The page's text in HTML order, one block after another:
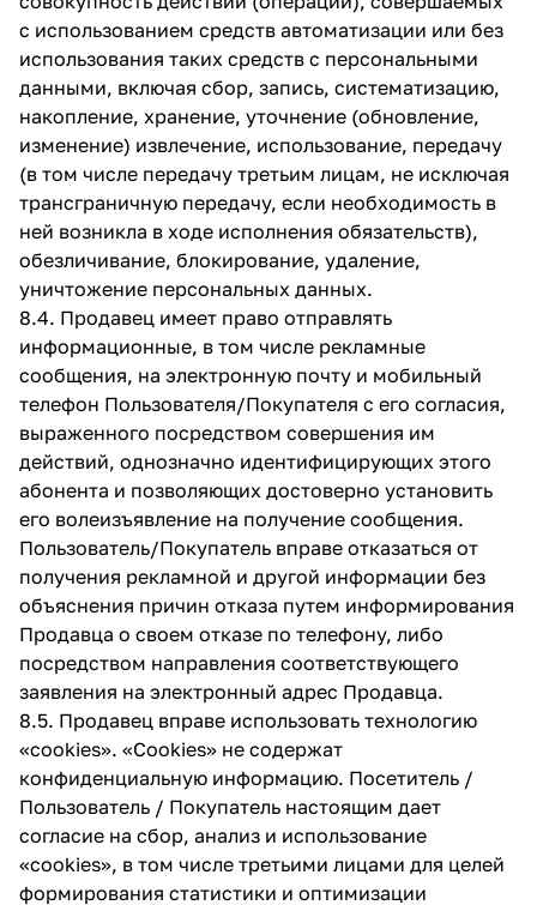
с использованием средств автоматизации или без
использования таких средств с персональными
данными, включая сбор, запись, систематизацию,
накопление, хранение, уточнение (обновление,
изменение) извлечение, использование, передачу
(в том числе передачу третьим лицам, не исключая
трансграничную передачу, если необходимость в
ней возникла в ходе исполнения обязательств),
обезличивание, блокирование, удаление,
уничтожение персональных данных.
8.4. Продавец имеет право отправлять
информационные, в том числе рекламные
сообщения, на электронную почту и мобильный
телефон Пользователя/Покупателя с его согласия,
выраженного посредством совершения им
действий, однозначно идентифицирующих этого
абонента и позволяющих достоверно установить
его волеизъявление на получение сообщения.
Пользователь/Покупатель вправе отказаться от
получения рекламной и другой информации без
объяснения причин отказа путем информирования
Продавца о своем отказе по телефону, либо
посредством направления соответствующего
заявления на электронный адрес Продавца.
8.5. Продавец вправе использовать технологию
«cookies». «Cookies» не содержат
конфиденциальную информацию. Посетитель /
Пользователь / Покупатель настоящим дает
согласие на сбор, анализ и использование
«cookies», в том числе третьими лицами для целей
формирования статистики и оптимизации